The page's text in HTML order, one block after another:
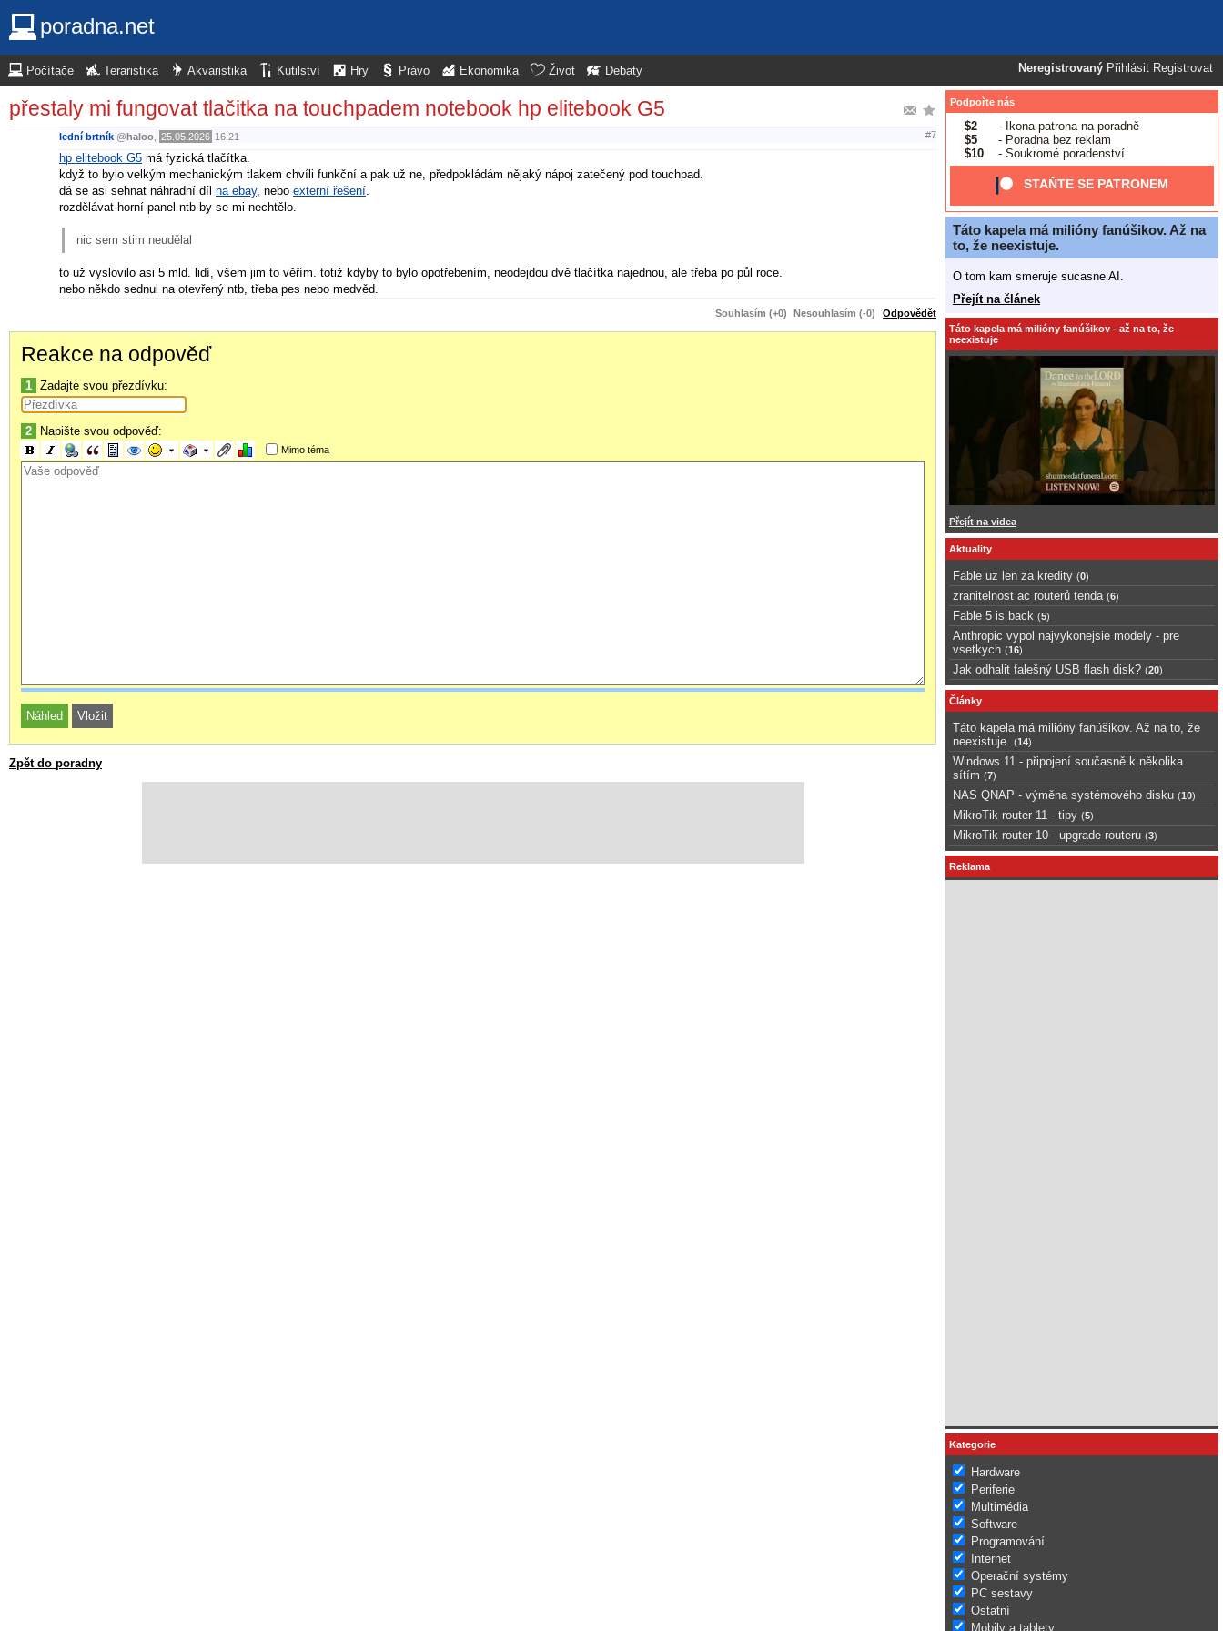
poradna.net
Neregistrovaný Přihlásit Registrovat
Počítače Teraristika Akvaristika Kutilství Hry Právo Ekonomika Život Debaty
přestaly mi fungovat tlačitka na touchpadem notebook hp elitebook G5
lední brtník @haloo 25.05.2026 16:21 #7
hp elitebook G5 má fyzická tlačítka.
když to bylo velkým mechanickým tlakem chvíli funkční a pak už ne, předpokládám nějaký nápoj zatečený pod touchpad.
dá se asi sehnat náhradní díl na ebay, nebo externí řešení
rozdělávat horní panel ntb by se mi nechtělo.
nic sem stim neudělal
to už vyslovilo asi 5 mld. lidí, všem jim to věřím. totiž kdyby to bylo opotřebením, neodejdou dvě tlačítka najednou, ale třeba po půl roce.
nebo někdo sednul na otevřený ntb, třeba pes nebo medvěd.
Souhlasím (+0) Nesouhlasím (-0) Odpovědět
Reakce na odpověď
1 Zadajte svou přezdívku:
2 Napište svou odpověď:
Mimo téma
Zpět do poradny
Podpořte nás
$2
- Ikona patrona na poradně
$5
- Poradna bez reklam
$10
- Soukromé poradenství
STAŇTE SE PATRONEM
Táto kapela má milióny fanúšikov. Až na
to, že neexistuje.
O tom kam smeruje sucasne AI.
Přejít na článek
Táto kapela má milióny fanúšikov - až na to, že
neexistuje
Přejít na videa
Aktuality
Fable uz len za kredity (0)
zranitelnost ac routerů tenda (6)
Fable 5 is back (5)
Anthropic vypol najvykonejsie modely - pre
vsetkych (16)
Jak odhalit falešný USB flash disk? (20)
Články
Táto kapela má milióny fanúšikov. Až na to, že
neexistuje.
(14)
Windows 11 - připojení současně k několika
sítím (7)
NAS QNAP - výměna systémového disku (10)
MikroTik router 11 - tipy (5)
MikroTik router 10 - upgrade routeru (3)
Reklama
Kategorie
Hardware
Periferie
Multimédia
Software
Programování
Internet
Operační systémy
PC sestavy
Ostatní
Mobily a tablety